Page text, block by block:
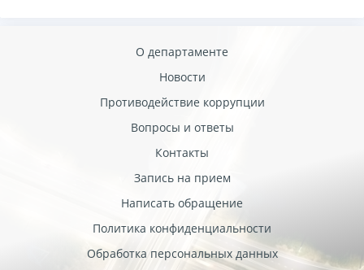
О департаменте
Новости
Противодействие коррупции
Вопросы и ответы
Контакты
Запись на прием
Написать обращение
Политика конфиденциальности
Обработка персональных данных